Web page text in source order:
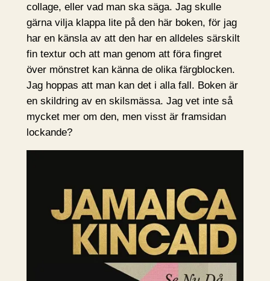
collage, eller vad man ska säga. Jag skulle
gärna vilja klappa lite på den här boken, för jag
har en känsla av att den har en alldeles särskilt
fin textur och att man genom att föra fingret
över mönstret kan känna de olika färgblocken.
Jag hoppas att man kan det i alla fall. Boken är
en skildring av en skilsmässa. Jag vet inte så
mycket mer om den, men visst är framsidan
lockande?